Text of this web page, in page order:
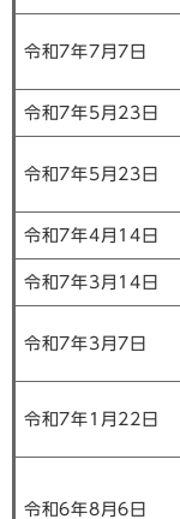
令和7年7月7日
令和7年5月23日
令和7年5月23日
令和7年4月14日
令和7年3月14日
令和7年3月7日
令和7年1月22日
令和6年8月6日